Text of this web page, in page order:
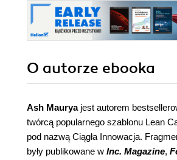
O autorze ebooka
Ash Mauryajest autorem
twórcą popularnego szablonu Lean
pod nazwą Ciągła Innowacja.
były publikowane w Inc. Magazine,